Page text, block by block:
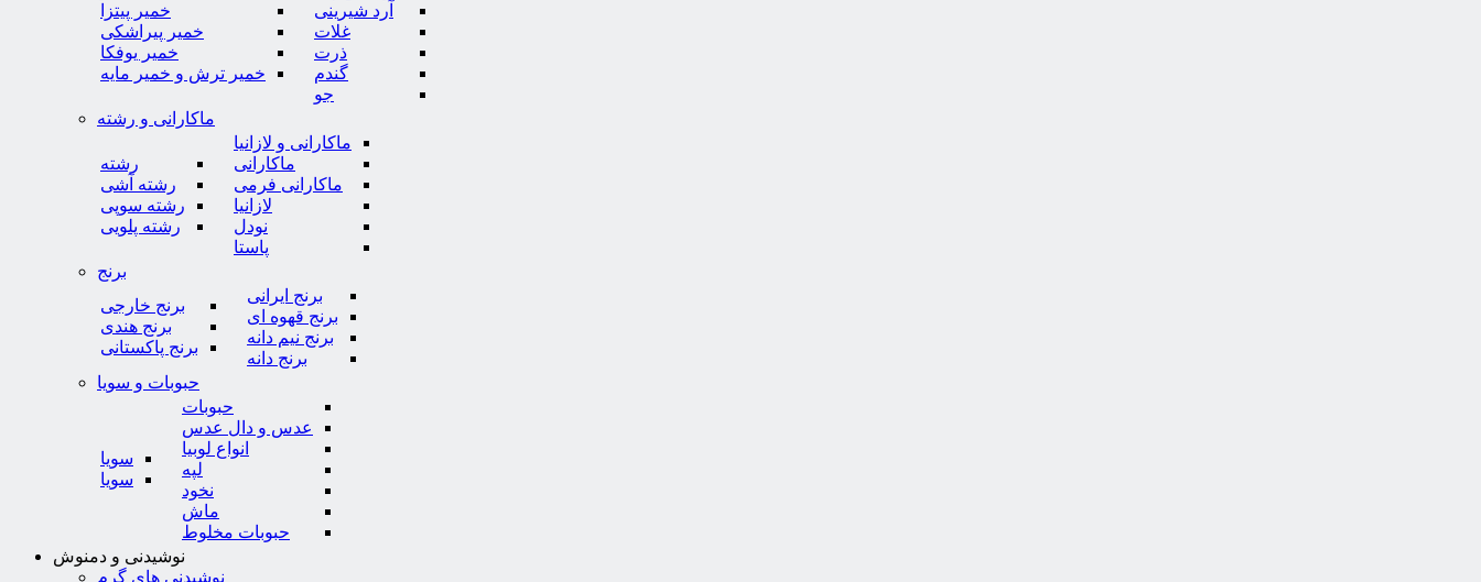
آرد شیرینی
غلات
ذرت
گندم
جو
خمیر پیتزا
خمیر پیراشکی
خمیر یوفکا
خمیر ترش و خمیر مایه
ماکارانی و رشته
ماکارانی و لازانیا
ماکارانی
ماکارانی فرمی
لازانیا
نودل
پاستا
رشته
رشته آشی
رشته سوپی
رشته پلویی
برنج
برنج ایرانی
برنج قهوه ای
برنج نیم دانه
برنج دانه
برنج خارجی
برنج هندی
برنج پاکستانی
حبوبات و سویا
حبوبات
عدس و دال عدس
انواع لوبیا
لپه
نخود
ماش
حبوبات مخلوط
سویا
سویا
نوشیدنی و دمنوش
نوشیدنی های گرم